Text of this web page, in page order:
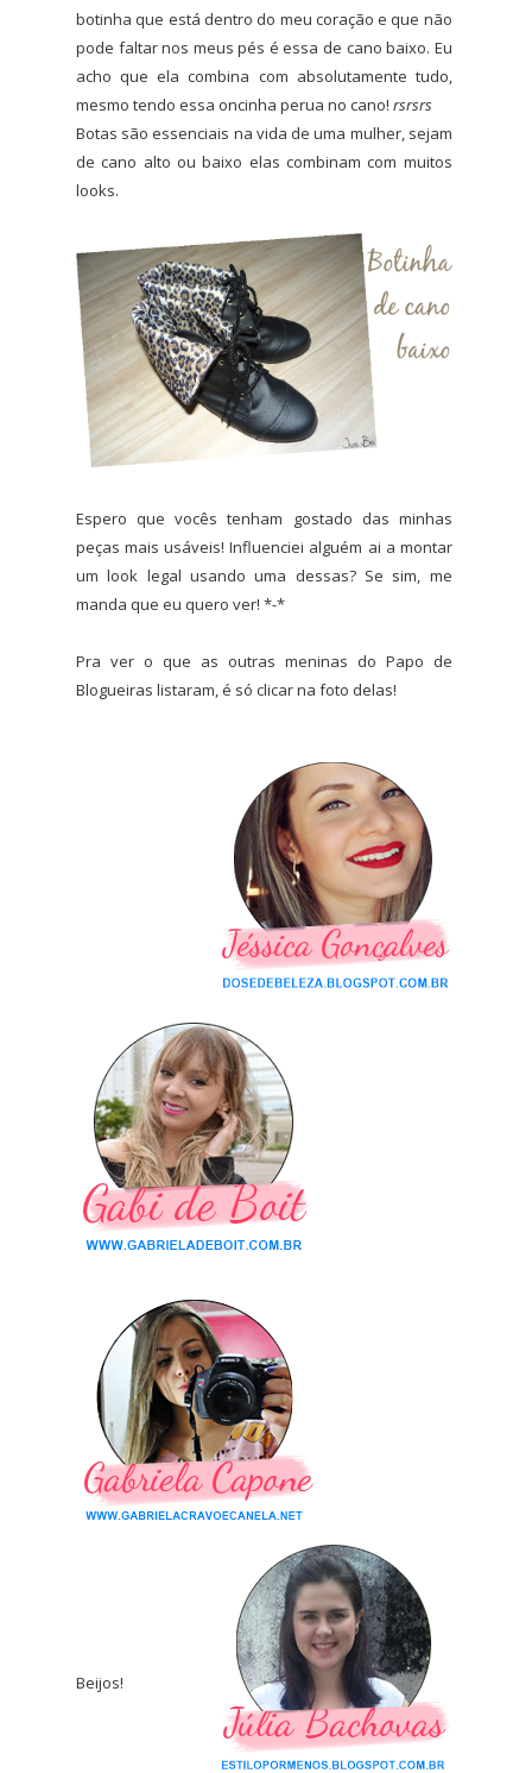
botinha que está dentro do meu coração e que não
pode faltar nos meus pés é essa de cano baixo. Eu
acho que ela combina com absolutamente tudo,
mesmo tendo essa oncinha perua no cano! rsrsrs
Botas são essenciais na vida de uma mulher, sejam
de cano alto ou baixo elas combinam com muitos
looks.
Espero que vocês tenham gostado das minhas
peças mais usáveis! Influenciei alguém ai a montar
um look legal usando uma dessas? Se sim, me
manda que eu quero ver! *-*
Pra ver o que as outras meninas do Papo de
Blogueiras listaram, é só clicar na foto delas!
Beijos!